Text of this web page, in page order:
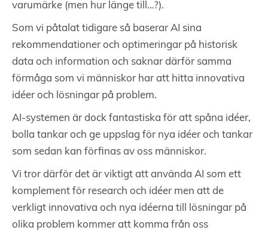
varumärke (men hur länge till…?).
Som vi påtalat tidigare så baserar AI sina
rekommendationer och optimeringar på historisk
data och information och saknar därför samma
förmåga som vi människor har att hitta innovativa
idéer och lösningar på problem.
AI-systemen är dock fantastiska för att spåna idéer,
bolla tankar och ge uppslag för nya idéer och tankar
som sedan kan förfinas av oss människor.
Vi tror därför det är viktigt att använda AI som ett
komplement för research och idéer men att de
verkligt innovativa och nya idéerna till lösningar på
olika problem kommer att komma från oss